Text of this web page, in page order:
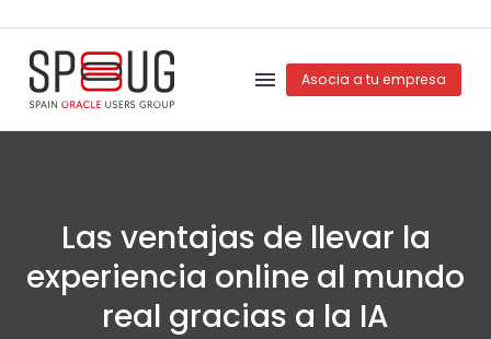
Asocia a tu empresa
Las ventajas de llevar la
experiencia online al mundo
real gracias a la IA